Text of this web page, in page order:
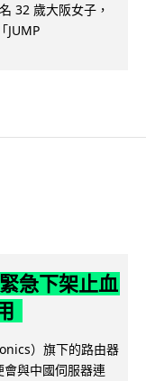
32 歲大阪女子，
JUMP
急下架止血
）旗下的路由器
與中國伺服器連